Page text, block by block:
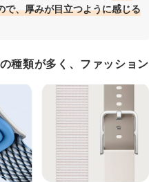
で、厚みが目立つように感じる
種類が多く、ファッション